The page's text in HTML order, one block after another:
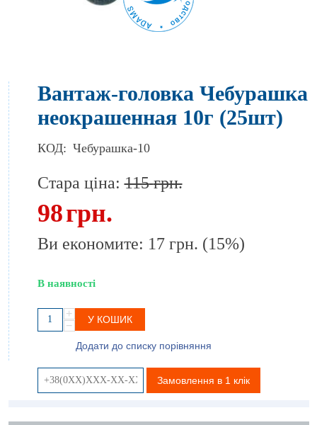
Вантаж-головка Чебурашка
неокрашенная 10г (25шт)
КОД: Чебурашка-10
Стара ціна:115 грн.
98грн.
Ви економите: 17 грн. (15%)
В наявності
+
−
У КОШИК
Додати до списку порівняння
Замовлення в 1 клік